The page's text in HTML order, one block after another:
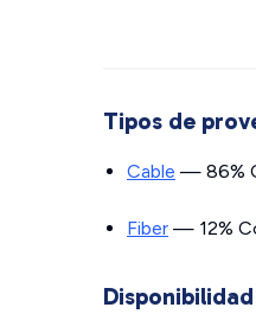
Tipos de
Cable — 86%
Fiber — 12%